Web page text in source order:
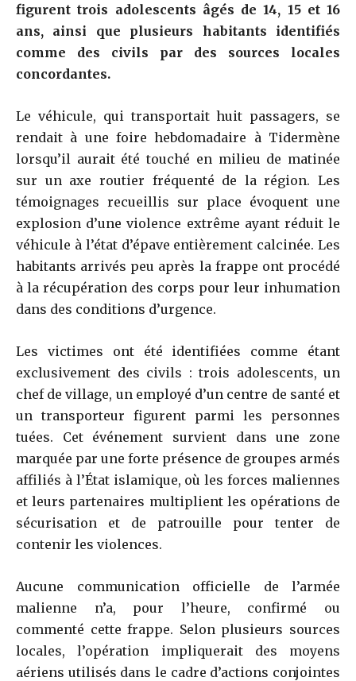
figurent trois adolescents âgés de 14, 15 et 16
ans, ainsi que plusieurs habitants identifiés
comme des civils par des sources locales
concordantes.
Le véhicule, qui transportait huit passagers, se
rendait à une foire hebdomadaire à Tidermène
lorsqu’il aurait été touché en milieu de matinée
sur un axe routier fréquenté de la région. Les
témoignages recueillis sur place évoquent une
explosion d’une violence extrême ayant réduit le
véhicule à l’état d’épave entièrement calcinée. Les
habitants arrivés peu après la frappe ont procédé
à la récupération des corps pour leur inhumation
dans des conditions d’urgence.
Les victimes ont été identifiées comme étant
exclusivement des civils : trois adolescents, un
chef de village, un employé d’un centre de santé et
un transporteur figurent parmi les personnes
tuées. Cet événement survient dans une zone
marquée par une forte présence de groupes armés
affiliés à l’État islamique, où les forces maliennes
et leurs partenaires multiplient les opérations de
sécurisation et de patrouille pour tenter de
contenir les violences.
Aucune communication officielle de l’armée
malienne n’a, pour l’heure, confirmé ou
commenté cette frappe. Selon plusieurs sources
locales, l’opération impliquerait des moyens
aériens utilisés dans le cadre d’actions conjointes